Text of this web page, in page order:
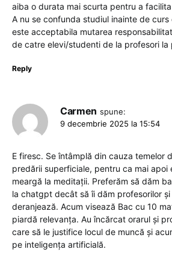
aiba o durata mai scurta pentru a
A nu se confunda studiul inainte de
este acceptabila mutarea
de catre elevi/studenti de la profesori la
Reply
Carmen spune:
9 decembrie 2025 la 15:54
E firesc. Se întâmplă din cauza temelor
predării superficiale, pentru ca mai apoi
meargă la meditații. Preferăm să dăm
la chatgpt decât să îi dăm profesorilor
deranjează. Acum visează Bac cu 10
piardă relevanța. Au încărcat orarul și
care să le justifice locul de muncă și
pe inteligența artificială.